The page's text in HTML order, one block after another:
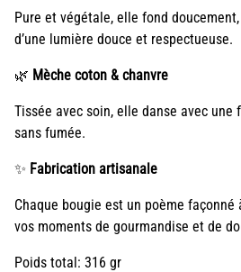
Pure et végétale, elle fond
d’une lumière douce et respectueuse.
🌿 Mèche coton & chanvre
Tissée avec soin, elle danse avec
sans fumée.
✨ Fabrication artisanale
Chaque bougie est un poème
vos moments de gourmandise et de
Poids total: 316 gr